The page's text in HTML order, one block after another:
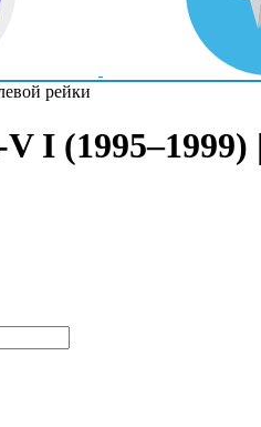
рейки
I (1995–1999)